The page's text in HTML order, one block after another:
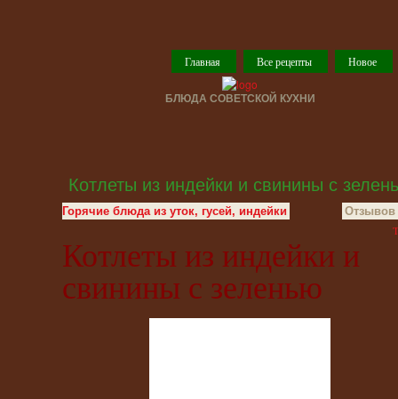
Главная Все рецепты Новое
БЛЮДА СОВЕТСКОЙ КУХНИ
Котлеты из индейки и свинины с
Горячие блюда из уток, гусей, индейки Отзывов
Котлеты из индейки и
свинины с зеленью